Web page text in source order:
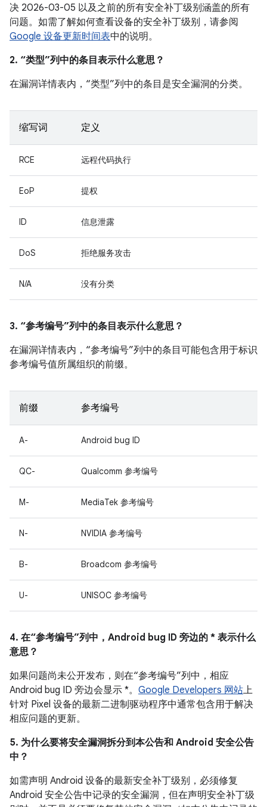
决 2026-03-05 以及之前的所有安全补丁级别涵盖的所有
问题。如需了解如何查看设备的安全补丁级别，请参阅
Google 设备更新时间表中的说明。
2. “类型”列中的条目表示什么意思？
在漏洞详情表内，“类型”列中的条目是安全漏洞的分类。
缩写词 定义
RCE 远程代码执行
EoP 提权
ID 信息泄露
DoS 拒绝服务攻击
N/A 没有分类
3. “参考编号”列中的条目表示什么意思？
在漏洞详情表内，“参考编号”列中的条目可能包含用于标识
参考编号值所属组织的前缀。
前缀 参考编号
A- Android bug ID
QC- Qualcomm 参考编号
M- MediaTek 参考编号
N- NVIDIA 参考编号
B- Broadcom 参考编号
U- UNISOC 参考编号
4. 在“参考编号”列中，Android bug ID 旁边的 * 表示什么
意思？
如果问题尚未公开发布，则在“参考编号”列中，相应
Android bug ID 旁边会显示 *。 Google Developers 网站上
针对 Pixel 设备的最新二进制驱动程序中通常包含用于解决
相应问题的更新。
5. 为什么要将安全漏洞拆分到本公告和 Android 安全公告
中？
如需声明 Android 设备的最新安全补丁级别，必须修复
Android 安全公告中记录的安全漏洞，但在声明安全补丁级